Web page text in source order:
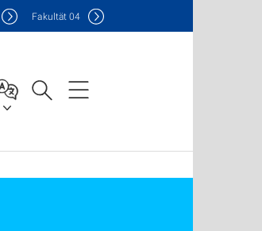
Fakultät04